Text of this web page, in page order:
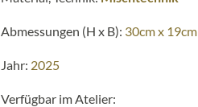
Abmessungen (H x B): 30cm x 19cm
Jahr: 2025
Verfügbar im Atelier: